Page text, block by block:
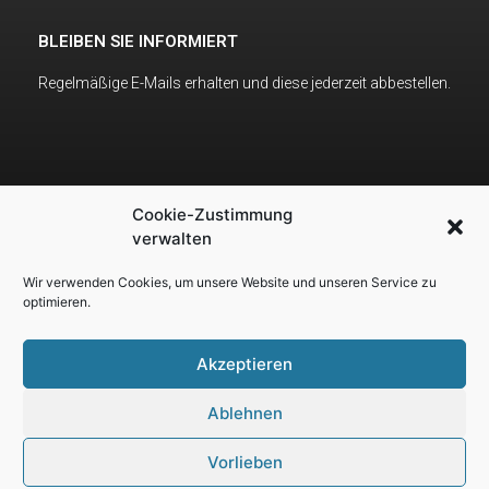
Cookie-Zustimmung
verwalten
Wir verwenden Cookies, um unsere Website und unseren Service zu
optimieren.
Akzeptieren
Ablehnen
Vorlieben
BLEIBEN SIE INFORMIERT
Regelmäßige E-Mails erhalten und diese jederzeit abbestellen.
freiwillig 30 km/h -
Schondorf zuliebe